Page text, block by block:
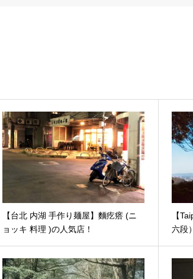
【台北 内湖 手作り麺屋】麵疙瘩 (ニ
ョッキ 料理 )の人気店！
【
六段）